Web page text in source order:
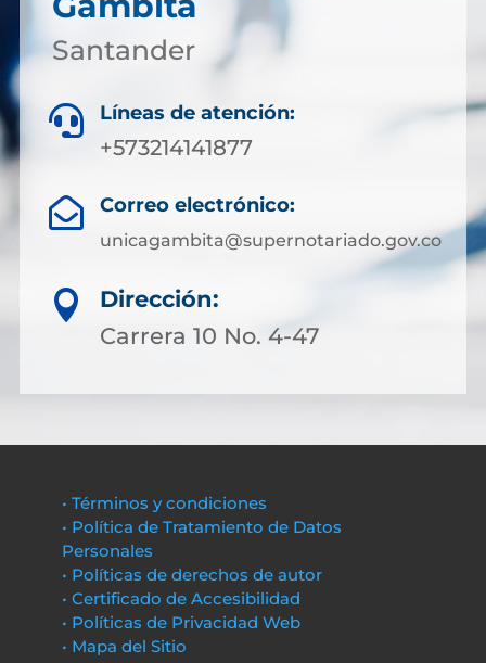
Santander
 Líneas de atención:
+573214141877
 Correo electrónico:
unicagambita@supernotariado.gov.co

Dirección:
Carrera 10 No. 4-47
• Términos y condiciones
• Política de Tratamiento de Datos
Personales
• Políticas de derechos de autor
• Certificado de Accesibilidad
• Políticas de Privacidad Web
• Mapa del Sitio